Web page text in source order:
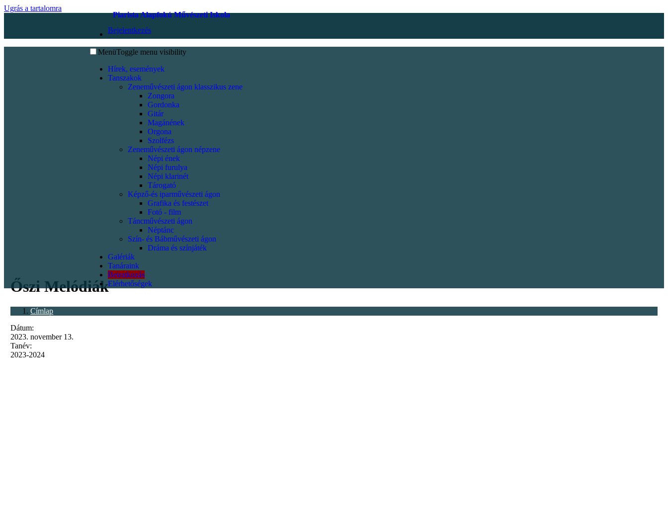
Ugrás a tartalomra
Piarista Alapfokú Művészeti Iskola
Bejelentkezés
MenüToggle menu visibility
Hírek, események
Tanszakok
Zeneművészeti ágon klasszikus zene
Zongora
Gordonka
Gitár
Magánének
Orgona
Szolfézs
Zeneművészeti ágon népzene
Népi ének
Népi furulya
Népi klarinét
Tárogató
Képző-és iparművészeti ágon
Grafika és festészet
Fotó - film
Táncművészeti ágon
Néptánc
Szín- és Bábművészeti ágon
Dráma és színjáték
Galériák
Tanáraink
Beiratkozás
Elérhetőségek
Őszi Melódiák
Címlap
Dátum:
2023. november 13.
Tanév:
2023-2024